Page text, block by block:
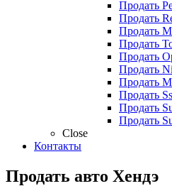
Продать
Продать
Продать
Продать
Продать
Продать
Продать
Продать
Продать
Продать
Close
Контакты
Продать авто Хендэ